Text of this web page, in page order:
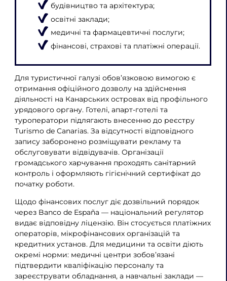
будівництво та архітектура;
освітні заклади;
медичні та фармацевтичні послуги;
фінансові, страхові та платіжні операції.
Для туристичної галузі обов’язковою вимогою є
отримання офіційного дозволу на здійснення
діяльності на Канарських островах від профільного
урядового органу. Готелі, апарт-готелі та
туроператори підлягають внесенню до реєстру
Turismo de Canarias. За відсутності відповідного
запису заборонено розміщувати рекламу та
обслуговувати відвідувачів. Організації
громадського харчування проходять санітарний
контроль і оформляють гігієнічний сертифікат до
початку роботи.
Щодо фінансових послуг діє дозвільний порядок
через Banco de España — національний регулятор
видає відповідну ліцензію. Він стосується платіжних
операторів, мікрофінансових організацій та
кредитних установ. Для медицини та освіти діють
окремі норми: медичні центри зобов’язані
підтвердити кваліфікацію персоналу та
зареєструвати обладнання, а навчальні заклади —